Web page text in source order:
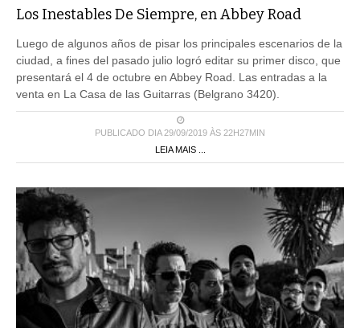
Los Inestables De Siempre, en Abbey Road
Luego de algunos años de pisar los principales escenarios de la
ciudad, a fines del pasado julio logró editar su primer disco, que
presentará el 4 de octubre en Abbey Road. Las entradas a la
venta en La Casa de las Guitarras (Belgrano 3420).
PUBLICADO DIA 29/09/2019 ÀS 22H27MIN
LEIA MAIS ...